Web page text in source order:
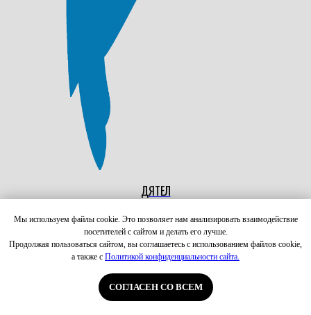
Мы используем файлы cookie. Это позволяет нам анализировать взаимодействие
посетителей с сайтом и делать его лучше.
Продолжая пользоваться сайтом, вы соглашаетесь с использованием файлов cookie,
а также с Политикой конфиденциальности сайта.
СОГЛАСЕН СО ВСЕМ
ДЯТЕЛ